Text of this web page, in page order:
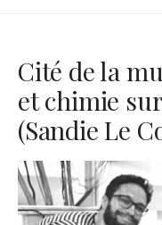
Cité de la
et chimie
(Sandie Le